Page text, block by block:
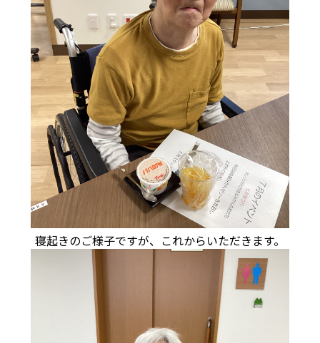
寝起きのご様子ですが、これからいただきます。